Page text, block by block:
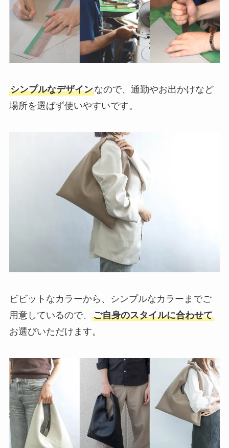
シンプルなデザインなので、通勤やお出かけなど
場所を選ばず使いやすいです。
ビビットなカラーから、シンプルなカラーまでご
用意しているので、 ご自身のスタイルに合わせて
お選びいただけます。